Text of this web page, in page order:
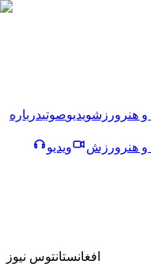
هنر ورزشویدیوصوتیدرباره
هنر ورزش
ویدیو
افغانستانتوس نیوز